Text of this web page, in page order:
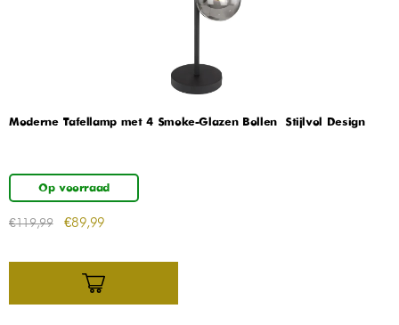
Moderne Tafellamp met 4 Smoke-Glazen Bollen – Stijlvol Design
Op voorraad
€119,99 €89,99